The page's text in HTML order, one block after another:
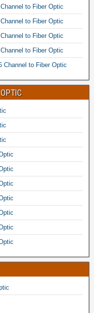
to Fiber Optic
to Fiber Optic
to Fiber Optic
to Fiber Optic
Channel to Fiber Optic